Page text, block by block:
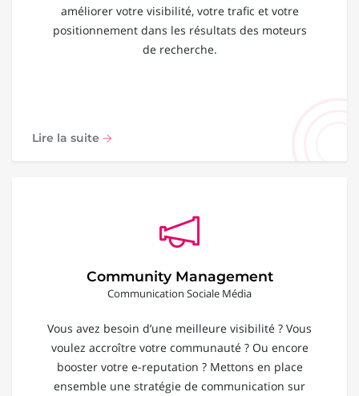
améliorer votre visibilité, votre trafic et votre
positionnement dans les résultats des moteurs
de recherche.
Lire la suite
Community Management
Communication Sociale Média
Vous avez besoin d’une meilleure visibilité ? Vous
voulez accroître votre communauté ? Ou encore
booster votre e-reputation ? Mettons en place
ensemble une stratégie de communication sur